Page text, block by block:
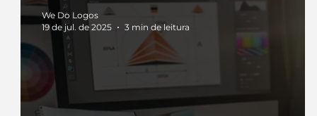
We Do Logos
19 de jul. de 2025
3 min de leitura